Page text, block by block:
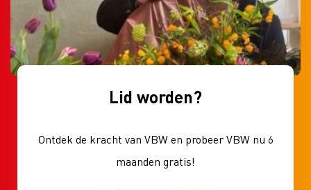
Lid worden?
Ontdek de kracht van VBW en probeer VBW nu 6
maanden gratis!